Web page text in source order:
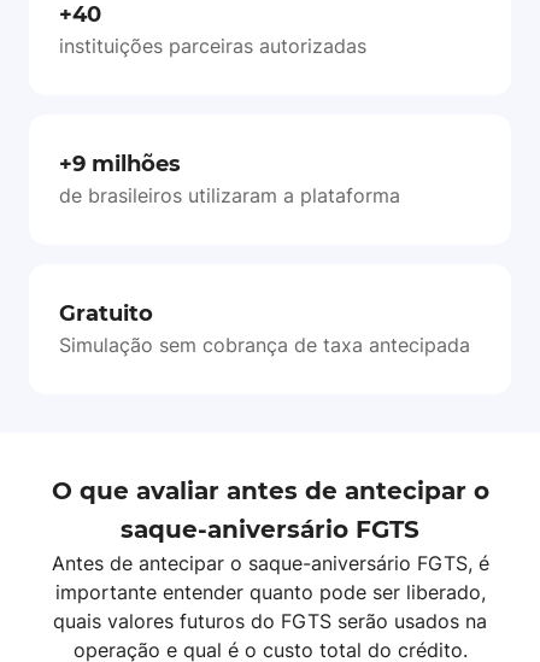
+40
instituições parceiras autorizadas
+9 milhões
de brasileiros utilizaram a plataforma
Gratuito
Simulação sem cobrança de taxa antecipada
O que avaliar antes de antecipar o
saque-aniversário FGTS
Antes de antecipar o saque-aniversário FGTS, é
importante entender quanto pode ser liberado,
quais valores futuros do FGTS serão usados na
operação e qual é o custo total do crédito.